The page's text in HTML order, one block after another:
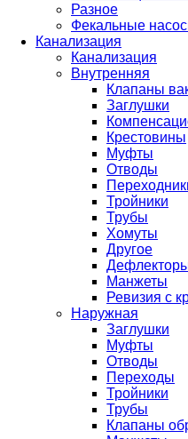
Разное
Фекальные
Канализация
Канализация
Внутренняя
Клапаны
Заглушки
Крестовины
Муфты
Отводы
Тройники
Трубы
Хомуты
Другое
Манжеты
Ревизия с
Наружная
Заглушки
Муфты
Отводы
Переходы
Тройники
Трубы
Клапаны